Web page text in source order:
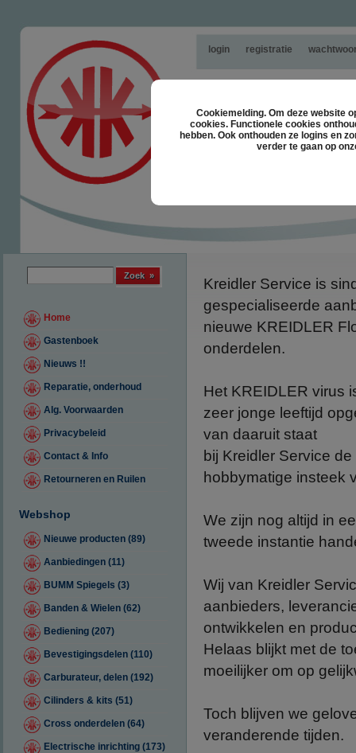
Cookiemelding. Om deze website
cookies. Functionele cookies
hebben. Ook onthouden ze logins en
verder te gaan op
login registratie
Home
Gastenboek
Nieuws !!
Reparatie, onderhoud
Alg. Voorwaarden
Privacybeleid
Contact & Info
Retourneren en Ruilen
Webshop
Nieuwe producten (89)
Aanbiedingen (11)
BUMM Spiegels (3)
Banden & Wielen (62)
Bediening (207)
Bevestigingsdelen (110)
Carburateur, delen (192)
Cilinders & kits (51)
Cross onderdelen (64)
Electrische inrichting (173)
Kreidler Service is
gespecialiseerde
nieuwe KREIDLER
onderdelen.
Het KREIDLER virus
zeer jonge leeftijd
van daaruit staat
bij Kreidler Service de
hobbymatige insteek
We zijn nog altijd in
tweede instantie
Wij van Kreidler
aanbieders,
ontwikkelen en
Helaas blijkt met de
moeilijker om op
Toch blijven we
veranderende tijden.